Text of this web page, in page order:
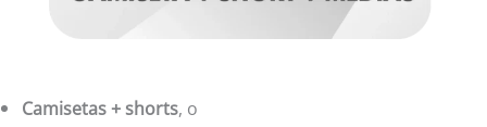
Camisetas + shorts, o